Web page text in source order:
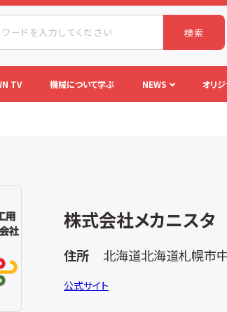
検索
TV 機械について学ぶ NEWS オリ
株式会社メカニスタ
住所 北海道北海道札幌市
公式サイト